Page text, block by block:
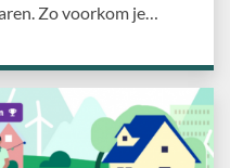
Zo voorkom je…